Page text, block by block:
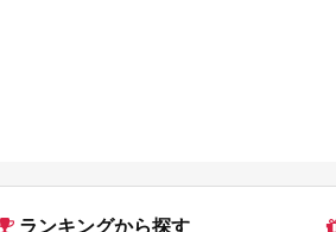
ランキングから探す